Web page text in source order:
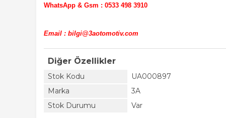
WhatsApp & Gsm : 0533 498 3910
Email : bilgi@3aotomotiv.com
Diğer Özellikler
Stok Kodu
UA000897
Marka
3A
Stok Durumu
Var